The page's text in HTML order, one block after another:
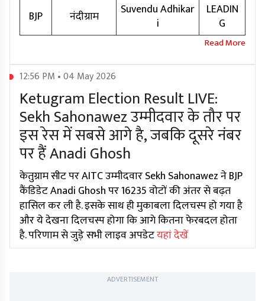
BJP
नंदीग्राम
Suvendu Adhikar
i
LEADIN
G
12:56 PM • 04 May 2026
Ketugram Election Result LIVE:
Sekh Sahonawez उम्मीदवार के तौर पर
इस रेस में सबसे आगे है, जबकि दूसरे नंबर
पर हैं Anadi Ghosh
केतुग्राम सीट पर AITC उम्मीदवार Sekh Sahonawez ने BJP
कैंडिडेट Anadi Ghosh पर 16235 वोटों की अंतर से बढ़त
हासिल कर ली है. इसके साथ ही मुकाबला दिलचस्प हो गया है
और ये देखना दिलचस्प होगा कि आगे कितना फेरबदल होता
है. परिणाम से जुड़े सभी लाइव अपडेटयहां देखें
ADVERTISEMENT